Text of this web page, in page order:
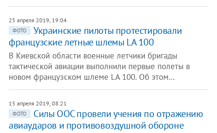
25 апреля 2019, 19:04
ФОТО
​Украинские пилоты протестировали
французские летные шлемы LA 100
В Киевской области военные летчики бригады
тактической авиации выполнили первые полеты в
новом французском шлеме LA 100. Об этом…
15 апреля 2019, 08:21
ФОТО
Силы ООС провели учения по отражению
авиаударов и противовоздушной обороне